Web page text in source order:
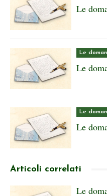
Le
Le
Le
Le
Le
Articoli correlati
Le